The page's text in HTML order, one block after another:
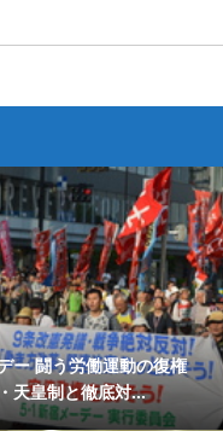
ー 闘う労働運動の復権
天皇制と徹底対...